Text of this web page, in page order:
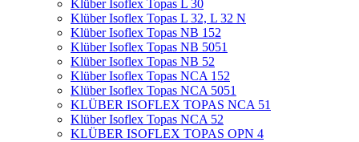
Klüber Isoflex Topas L 30
Klüber Isoflex Topas L 32, L 32 N
Klüber Isoflex Topas NB 152
Klüber Isoflex Topas NB 5051
Klüber Isoflex Topas NB 52
Klüber Isoflex Topas NCA 152
Klüber Isoflex Topas NCA 5051
KLÜBER ISOFLEX TOPAS NCA 51
Klüber Isoflex Topas NCA 52
KLÜBER ISOFLEX TOPAS OPN 4